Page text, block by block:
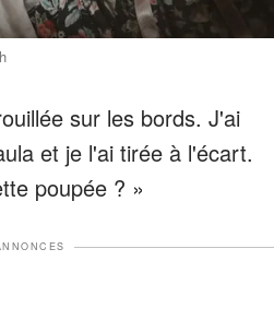
sur les bords. J'ai
et je l'ai tirée à l'écart.
poupée ? »